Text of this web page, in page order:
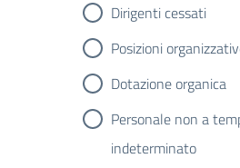
Dirigenti cessati
Posizioni
Dotazione organica
Personale non a
indeterminato